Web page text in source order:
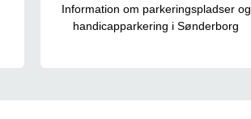
Information om parkeringspladser og
handicapparkering i Sønderborg